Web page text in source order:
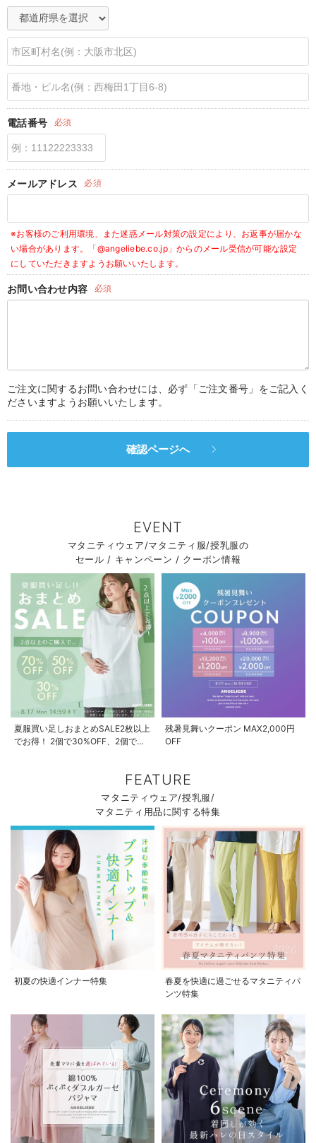
冬に可愛いニットがお得！
親子コーデ｜ママとベビーにおすすめ！
便利な育児家電
Gift Selection 出産祝い
保育園・入園準備特集
入院準備の持ち物チェック
電話番号 必須
メールアドレス 必須
※お客様のご利用環境、また迷惑メール対策の設定により、お返事が届かな
い場合があります。
「@angeliebe.co.jp」からのメール受信が可能な設定
にしていただきますようお願いいたします。
お問い合わせ内容 必須
ご注文に関するお問い合わせには、必ず「ご注文番号」をご記入く
ださいますようお願いいたします。
確認ページへ
EVENT
マタニティウェア/マタニティ服/授乳服の
セール / キャンペーン / クーポン情報
夏服買い足しおまとめSALE2枚以上
でお得！ 2個で30%OFF、2個で
残暑見舞いクーポン MAX2,000円
OFF
FEATURE
マタニティウェア/授乳服/
マタニティ用品に関する特集
初夏の快適インナー特集
春夏を快適に過ごせるマタニティパ
ンツ特集